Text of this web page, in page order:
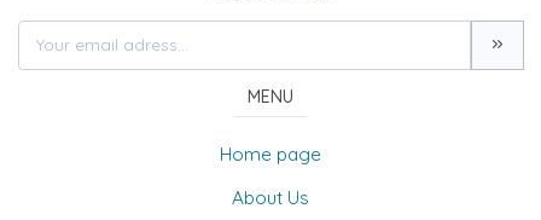
MENU
Home page
About Us